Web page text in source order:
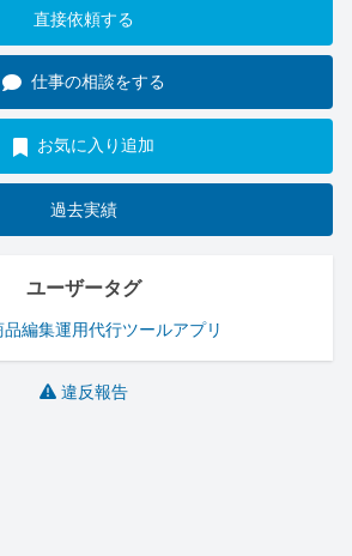
直接依頼する
仕事の相談をする
お気に入り追加
過去実績
ユーザータグ
品編集運用代行ツールアプリ
違反報告